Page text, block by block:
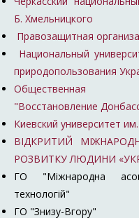
Б. Хмельницкого
Правозащитная
Национальный
природопользования
Общественная
"Восстановление
Киевский университет
ВІДКРИТИЙ
РОЗВИТКУ ЛЮДИНИ
ГО "Міжнародна
технологій"
ГО "Знизу-Вгору"